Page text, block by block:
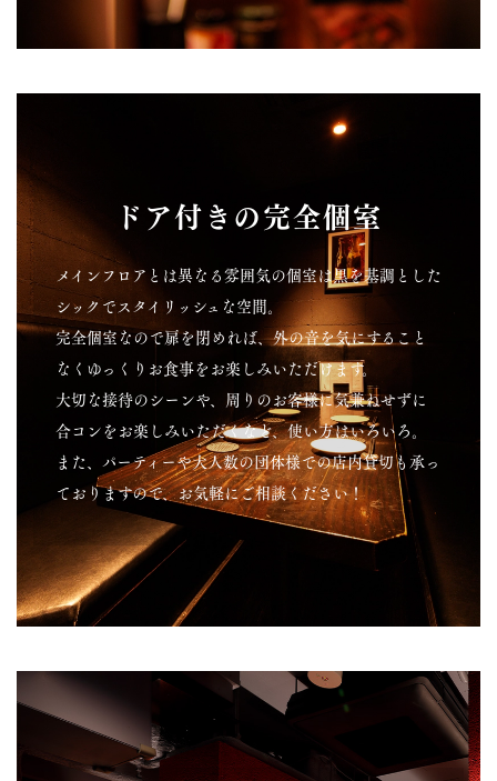
ドア付きの完全個室
メインフロアとは異なる雰囲気の個室は黒を基調とした
シックでスタイリッシュな空間。
完全個室なので扉を閉めれば、外の音を気にすること
なくゆっくりお食事をお楽しみいただけます。
大切な接待のシーンや、周りのお客様に気兼ねせずに
合コンをお楽しみいただくなど、使い方はいろいろ。
また、パーティーや大人数の団体様での店内貸切も承っ
ておりますので、お気軽にご相談ください！